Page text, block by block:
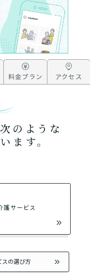
料金プラン アクセス
のような
ます。
護サービス
スの選び方